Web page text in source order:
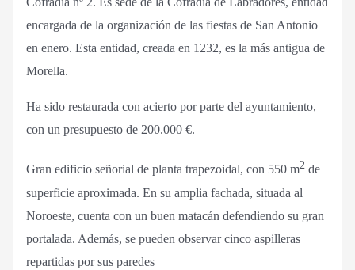
encargada de la organización de las fiestas de San Antonio
en enero. Esta entidad, creada en 1232, es la más antigua de
Morella.
Ha sido restaurada con acierto por parte del ayuntamiento,
con un presupuesto de 200.000 €.
Gran edificio señorial de planta trapezoidal, con 550 m2 de
superficie aproximada. En su amplia fachada, situada al
Noroeste, cuenta con un buen matacán defendiendo su gran
portalada. Además, se pueden observar cinco aspilleras
repartidas por sus paredes